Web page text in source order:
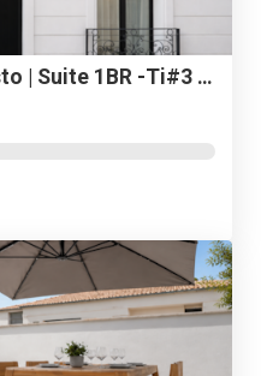
Gioiello di lusso nascosto | Suite 1BR -Ti#3 | Ristrutturata